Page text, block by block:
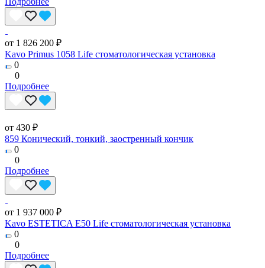
от 1 826 200 ₽
Kavo Primus 1058 Life стоматологическая установка
0
0
Подробнее
от 430 ₽
859 Конический, тонкий, заостренный кончик
0
0
Подробнее
от 1 937 000 ₽
Kavo ESTETICA E50 Life стоматологическая установка
0
0
Подробнее